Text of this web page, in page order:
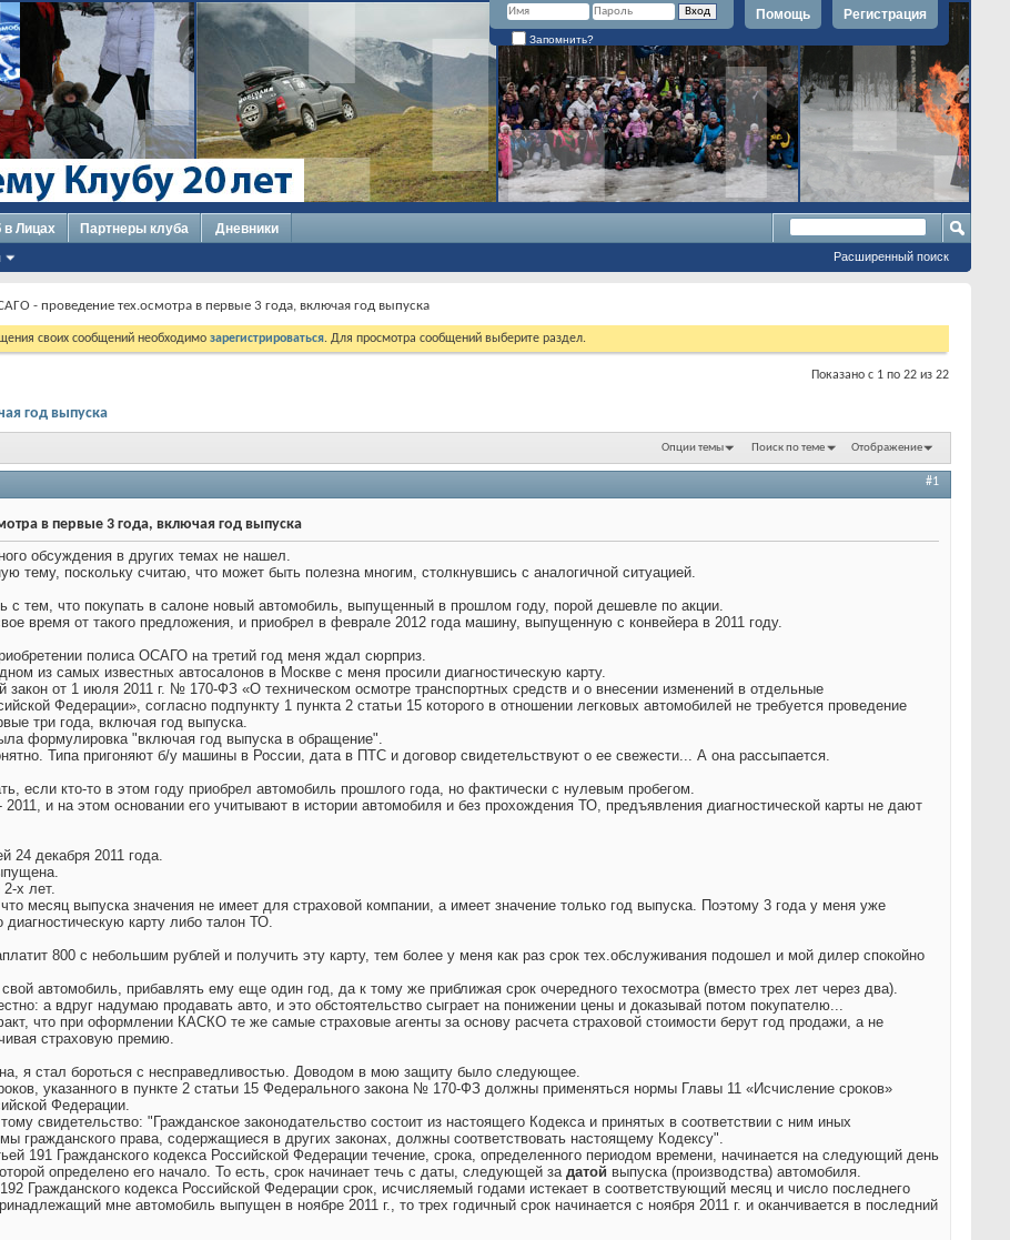
Регистрация
Помощь
Запомнить?
в Лицах Партнеры клуба Дневники
Расширенный поиск
- проведение тех.осмотра в первые 3 года, включая год выпуска
своих сообщений необходимо зарегистрироваться. Для просмотра сообщений выберите раздел.
Показано с 1 по 22 из 22
год выпуска
Опции темы Поиск по теме Отображение
#1
в первые 3 года, включая год выпуска
обсуждения в других темах не нашел.
тему, поскольку считаю, что может быть полезна многим, столкнувшись с аналогичной ситуацией.
с тем, что покупать в салоне новый автомобиль, выпущенный в прошлом году, порой дешевле по акции.
время от такого предложения, и приобрел в феврале 2012 года машину, выпущенную с конвейера в 2011 году.
полиса ОСАГО на третий год меня ждал сюрприз.
из самых известных автосалонов в Москве с меня просили диагностическую карту.
от 1 июля 2011 г. № 170-ФЗ «О техническом осмотре транспортных средств и о внесении изменений в отдельные
Федерации», согласно подпункту 1 пункта 2 статьи 15 которого в отношении легковых автомобилей не требуется проведение
три года, включая год выпуска.
формулировка "включая год выпуска в обращение".
Типа пригоняют б/у машины в России, дата в ПТС и договор свидетельствуют о ее свежести... А она рассыпается.
если кто-то в этом году приобрел автомобиль прошлого года, но фактически с нулевым пробегом.
и на этом основании его учитывают в истории автомобиля и без прохождения ТО, предъявления диагностической карты не дают
24 декабря 2011 года.
х лет.
месяц выпуска значения не имеет для страховой компании, а имеет значение только год выпуска. Поэтому 3 года у меня уже
карту либо талон ТО.
800 с небольшим рублей и получить эту карту, тем более у меня как раз срок тех.обслуживания подошел и мой дилер спокойно
автомобиль, прибавлять ему еще один год, да к тому же приближая срок очередного техосмотра (вместо трех лет через два).
а вдруг надумаю продавать авто, и это обстоятельство сыграет на понижении цены и доказывай потом покупателю...
что при оформлении КАСКО те же самые страховые агенты за основу расчета страховой стоимости берут год продажи, а не
страховую премию.
я стал бороться с несправедливостью. Доводом в мою защиту было следующее.
указанного в пункте 2 статьи 15 Федерального закона № 170-ФЗ должны применяться нормы Главы 11 «Исчисление сроков»
Федерации.
свидетельство: "Гражданское законодательство состоит из настоящего Кодекса и принятых в соответствии с ним иных
гражданского права, содержащиеся в других законах, должны соответствовать настоящему Кодексу".
191 Гражданского кодекса Российской Федерации течение, срока, определенного периодом времени, начинается на следующий день
определено его начало. То есть, срок начинает течь с даты, следующей за датой выпуска (производства) автомобиля.
Гражданского кодекса Российской Федерации срок, исчисляемый годами истекает в соответствующий месяц и число последнего
мне автомобиль выпущен в ноябре 2011 г., то трех годичный срок начинается с ноября 2011 г. и оканчивается в последний